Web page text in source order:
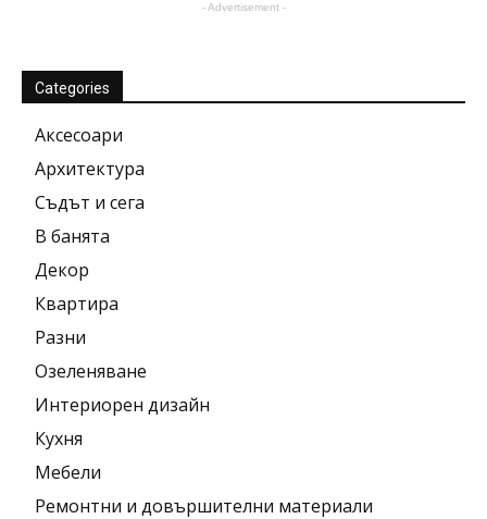
- Advertisement -
Categories
Аксесоари
Архитектура
Съдът и сега
В банята
Декор
Квартира
Разни
Озеленяване
Интериорен дизайн
Кухня
Мебели
Ремонтни и довършителни материали